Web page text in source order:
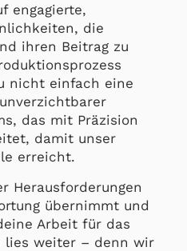
engagierte,
die
ihren Beitrag zu
nicht einfach eine
das mit Präzision
damit unser
erreicht.
Herausforderungen
übernimmt und
Arbeit für das
lies weiter – denn wir